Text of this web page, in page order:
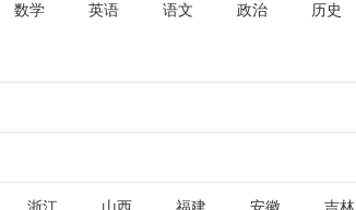
数学 英语 语文 政治 历史